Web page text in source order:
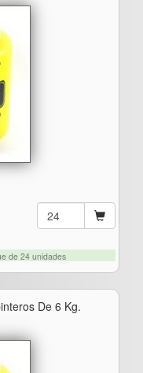
de 24 unidades
De 6 Kg.